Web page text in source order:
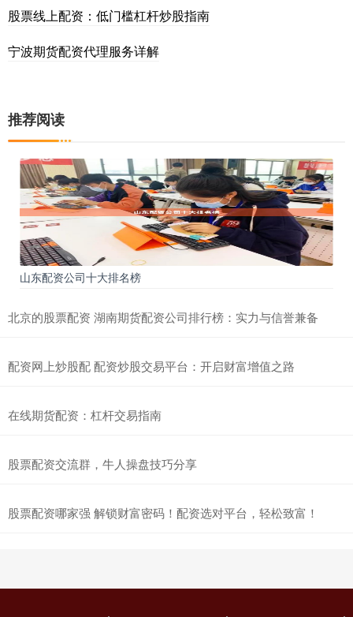
股票线上配资：低门槛杠杆炒股指南
宁波期货配资代理服务详解
推荐阅读
山东配资公司十大排名榜
北京的股票配资 湖南期货配资公司排行榜：实力与信誉兼备
配资网上炒股配 配资炒股交易平台：开启财富增值之路
在线期货配资：杠杆交易指南
股票配资交流群，牛人操盘技巧分享
股票配资哪家强 解锁财富密码！配资选对平台，轻松致富！